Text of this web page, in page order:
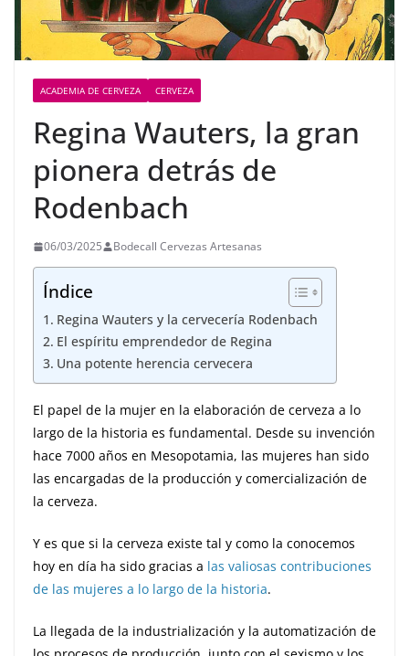
ACADEMIA DE CERVEZA CERVEZA
Regina Wauters, la gran
pionera detrás de
Rodenbach
06/03/2025 Bodecall Cervezas Artesanas
Índice
Regina Wauters y la cervecería Rodenbach
El espíritu emprendedor de Regina
Una potente herencia cervecera
El papel de la mujer en la elaboración de cerveza a lo
largo de la historia es fundamental. Desde su invención
hace 7000 años en Mesopotamia, las mujeres han sido
las encargadas de la producción y comercialización de
la cerveza.
Y es que si la cerveza existe tal y como la conocemos
hoy en día ha sido gracias a las valiosas contribuciones
de las mujeres a lo largo de la historia.
La llegada de la industrialización y la automatización de